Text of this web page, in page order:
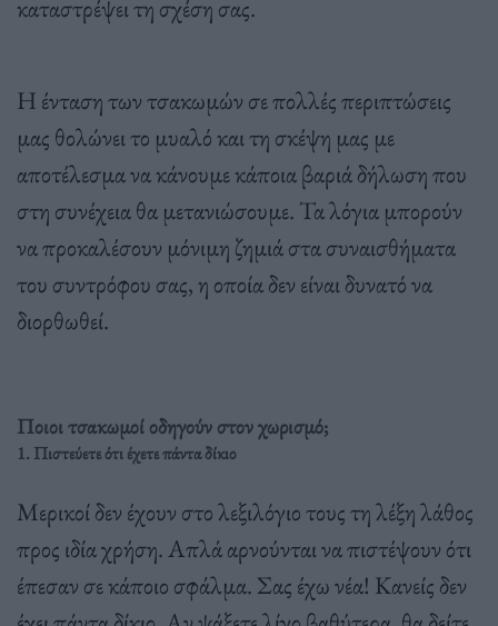
καταστρέψει τη σχέση σας.
Η ένταση των τσακωμών σε πολλές περιπτώσεις
μας θολώνει το μυαλό και τη σκέψη μας με
αποτέλεσμα να κάνουμε κάποια βαριά δήλωση που
στη συνέχεια θα μετανιώσουμε. Τα λόγια μπορούν
να προκαλέσουν μόνιμη ζημιά στα συναισθήματα
του συντρόφου σας, η οποία δεν είναι δυνατό να
διορθωθεί.
Ποιοι τσακωμοί οδηγούν στον χωρισμό;
1. Πιστεύετε ότι έχετε πάντα δίκιο
Μερικοί δεν έχουν στο λεξιλόγιο τους τη λέξη λάθος
προς ιδία χρήση. Απλά αρνούνται να πιστέψουν ότι
έπεσαν σε κάποιο σφάλμα. Σας έχω νέα! Κανείς δεν